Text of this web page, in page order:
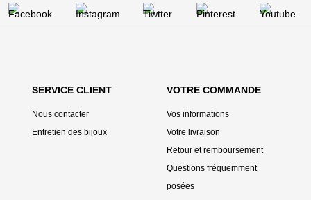
SERVICE CLIENT
Nous contacter
Entretien des bijoux
VOTRE COMMANDE
Vos informations
Votre livraison
Retour et remboursement
Questions fréquemment
posées